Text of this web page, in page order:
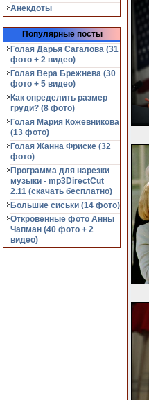
Анекдоты
Популярные посты
Голая Дарья Сагалова (31
фото + 2 видео)
Голая Вера Брежнева (30
фото + 5 видео)
Как определить размер
груди? (8 фото)
Голая Мария Кожевникова
(13 фото)
Голая Жанна Фриске (32
фото)
Программа для нарезки
музыки - mp3DirectCut
2.11 (cкачать бесплатно)
Большие сиськи (14 фото)
Откровенные фото Анны
Чапман (40 фото + 2
видео)